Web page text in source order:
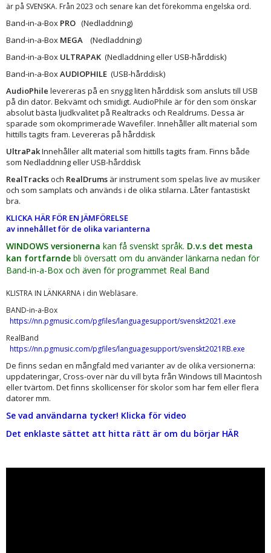
är på SVENSKA. Från 2023 och senare kan det förekomma engelska ord.
Band-in-a-Box PRO (Nedladdning)
Band-in-a-Box MEGA (Nedladdning)
Band-in-a-Box ULTRAPAK (Nedladdning eller USB-hårddisk)
Band-in-a-BoxAUDIOPHILE (USB-hårddisk)
AudioPhile levereras på en snygg liten hårddisk som ansluts till USB
på din dator. Bekvämt och smidigt. AudioPhile är för den som önskar
absolut bästa ljudkvalitet på Realtracks och Realdrums. Dessa är
sparade som okomprimerade Wavefiler. Innehåller allt material som
hittills tagits fram. Levereras på hårddisk
UltraPakInnehåller allt material som hittills tagits fram. Finns både
som Nedladdning eller USB-hårddisk
RealTracksoch RealDrums är instrument som spelas live av musiker
och som samplats och används i de olika stilarna. Låter fantastiskt
bra.
KLICKA HÄR FÖR EN JÄMFÖRELSE
av innehållet för de olika varianterna
WINDOWS versionerna kan få svenskt språk. D.v.s det mesta
kan fortfarnde bli översatt om du använder länkarna nedan för
Band-in-a-Box och även för programmet Real Band
KLISTRA IN LÄNKARNA i din Webläsare.
BAND-in-a-Box
https://nn.pgmusic.com/pgfiles/languagesupport/svenskt2021.exe
RealBand
https://nn.pgmusic.com/pgfiles/languagesupport/svenskt2021RB.exe
De finns sedan en mångfald med varianter av de olika versionerna:
uppdateringar, Cross-over när du vill byta från Windows till Macintosh
eller tvärtom. Det finns skollicenser för skolor som har fem eller flera
datorer mm.
Se vad användarna tycker! Klicka för video
Det enklaste sättet att hitta rätt är om du börjar HÄR